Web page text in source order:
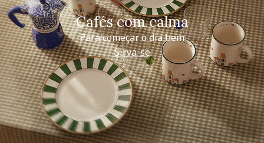
Cafés com calma
Para começar o dia bem
Sirva-se